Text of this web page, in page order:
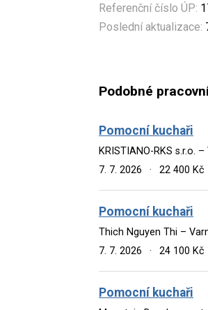
Referenční číslo ÚP:
Poslední aktualizace:
Podobné
Pomocní kuchaři
KRISTIANO-RKS s.r.o.
7. 7. 2026
· 22 400 Kč
Pomocní kuchaři
Thich Nguyen Thi –
7. 7. 2026
· 24 100 Kč
Pomocní kuchaři